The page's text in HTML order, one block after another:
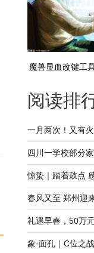
魔兽显血改键工
用
阅读排
一月两次！又有
碎片乱飞
四川一学校部分
通报：已封存送
惊蛰｜踏着鼓点
春风又至 郑州迎
礼遇早春，50万
象·面孔｜C位之